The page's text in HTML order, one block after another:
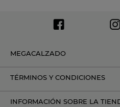
MEGACALZADO
TÉRMINOS Y CONDICIONES
INFORMACIÓN SOBRE LA